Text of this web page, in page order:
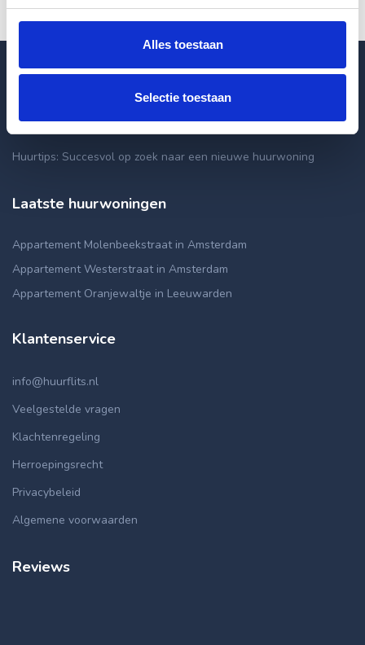
Alles toestaan
Selectie toestaan
Blogpost
Huurtips: Succesvol op zoek naar een nieuwe huurwoning
Laatste huurwoningen
Appartement Molenbeekstraat in Amsterdam
Appartement Westerstraat in Amsterdam
Appartement Oranjewaltje in Leeuwarden
Klantenservice
info@huurflits.nl
Veelgestelde vragen
Klachtenregeling
Herroepingsrecht
Privacybeleid
Algemene voorwaarden
Reviews